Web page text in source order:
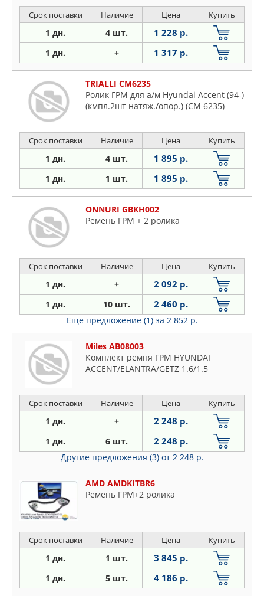
Срок поставки Наличие Цена Купить
1 дн. 4 шт. 1 228 р.
1 дн. + 1 317 р.
TRIALLI CM6235
Ролик ГРМ для а/м Hyundai Accent (94-)
(кмпл.2шт натяж./опор.) (CM 6235)
Срок поставки Наличие Цена Купить
1 дн. 4 шт. 1 895 р.
1 дн. 1 шт. 1 895 р.
ONNURI GBKH002
Ремень ГРМ + 2 ролика
Срок поставки Наличие Цена Купить
1 дн. + 2 092 р.
1 дн. 10 шт. 2 460 р.
Еще предложение (1) за 2 852 р.
Miles AB08003
Комплект ремня ГРМ HYUNDAI
ACCENT/ELANTRA/GETZ 1.6/1.5
Срок поставки Наличие Цена Купить
1 дн. + 2 248 р.
1 дн. 6 шт. 2 248 р.
Другие предложения (3) от 2 248 р.
AMD AMDKITBR6
Ремень ГРМ+2 ролика
Срок поставки Наличие Цена Купить
1 дн. 1 шт. 3 845 р.
1 дн. 5 шт. 4 186 р.